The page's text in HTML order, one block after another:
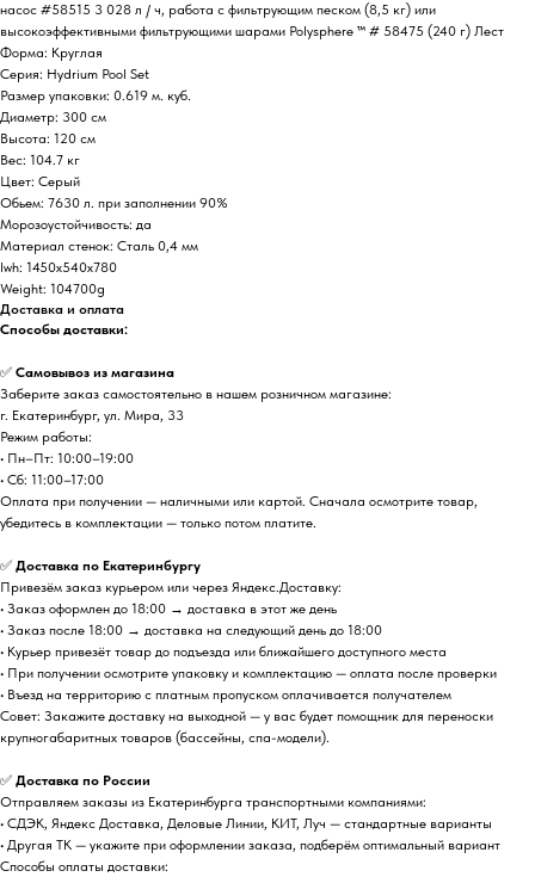
насос #58515 3 028 л / ч, работа с фильтрующим песком (8,5 кг) или
высокоэффективными фильтрующими шарами Polysphere ™ # 58475 (240 г) Лест
Форма: Круглая
Серия: Hydrium Pool Set
Размер упаковки: 0.619 м. куб.
Диаметр: 300 см
Высота: 120 см
Вес: 104.7 кг
Цвет: Серый
Обьем: 7630 л. при заполнении 90%
Морозоустойчивость: да
Материал стенок: Cталь 0,4 мм
lwh: 1450x540x780
Weight: 104700g
Доставка и оплата
Способы доставки:
✅ Самовывоз из магазина
Заберите заказ самостоятельно в нашем розничном магазине:
г. Екатеринбург, ул. Мира, 33
Режим работы:
• Пн–Пт: 10:00–19:00
• Сб: 11:00–17:00
Оплата при получении — наличными или картой. Сначала осмотрите товар,
убедитесь в комплектации — только потом платите.
✅ Доставка по Екатеринбургу
Привезём заказ курьером или через Яндекс.Доставку:
• Заказ оформлен до 18:00 → доставка в этот же день
• Заказ после 18:00 → доставка на следующий день до 18:00
• Курьер привезёт товар до подъезда или ближайшего доступного места
• При получении осмотрите упаковку и комплектацию — оплата после проверки
• Въезд на территорию с платным пропуском оплачивается получателем
Совет: Закажите доставку на выходной — у вас будет помощник для переноски
крупногабаритных товаров (бассейны, спа-модели).
✅ Доставка по России
Отправляем заказы из Екатеринбурга транспортными компаниями:
• СДЭК, Яндекс Доставка, Деловые Линии, КИТ, Луч — стандартные варианты
• Другая ТК — укажите при оформлении заказа, подберём оптимальный вариант
Способы оплаты доставки: